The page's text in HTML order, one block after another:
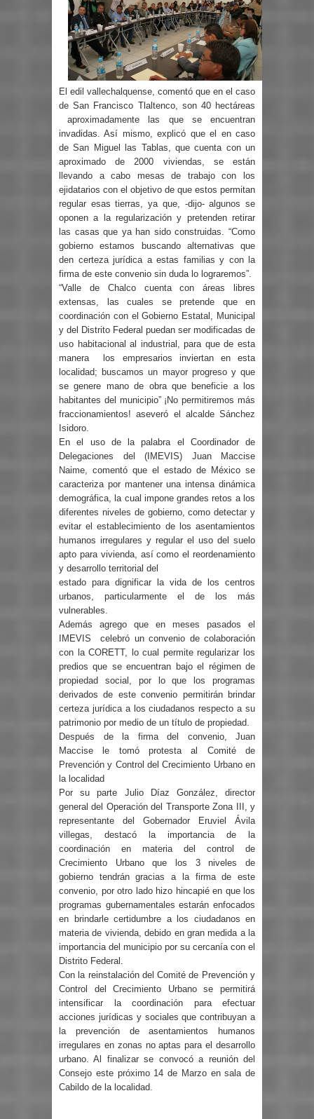
El edil vallechalquense, comentó que en el caso
de San Francisco Tlaltenco, son 40 hectáreas
aproximadamente las que se encuentran
invadidas. Así mismo, explicó que el en caso
de San Miguel las Tablas, que cuenta con un
aproximado de 2000 viviendas, se están
llevando a cabo mesas de trabajo con los
ejidatarios con el objetivo de que estos permitan
regular esas tierras, ya que, -dijo- algunos se
oponen a la regularización y pretenden retirar
las casas que ya han sido construidas. “Como
gobierno estamos buscando alternativas que
den certeza jurídica a estas familias y con la
firma de este convenio sin duda lo lograremos”.
“Valle de Chalco cuenta con áreas libres
extensas, las cuales se pretende que en
coordinación con el Gobierno Estatal, Municipal
y del Distrito Federal puedan ser modificadas de
uso habitacional al industrial, para que de esta
manera los empresarios inviertan en esta
localidad; buscamos un mayor progreso y que
se genere mano de obra que beneficie a los
habitantes del municipio” ¡No permitiremos más
fraccionamientos! aseveró el alcalde Sánchez
Isidoro.
En el uso de la palabra el Coordinador de
Delegaciones del (IMEVIS) Juan Maccise
Naime, comentó que el estado de México se
caracteriza por mantener una intensa dinámica
demográfica, la cual impone grandes retos a los
diferentes niveles de gobierno, como detectar y
evitar el establecimiento de los asentamientos
humanos irregulares y regular el uso del suelo
apto para vivienda, así como el reordenamiento
y desarrollo territorial del
estado para dignificar la vida de los centros
urbanos, particularmente el de los más
vulnerables.
Además agrego que en meses pasados el
IMEVIS celebró un convenio de colaboración
con la CORETT, lo cual permite regularizar los
predios que se encuentran bajo el régimen de
propiedad social, por lo que los programas
derivados de este convenio permitirán brindar
certeza jurídica a los ciudadanos respecto a su
patrimonio por medio de un título de propiedad.
Después de la firma del convenio, Juan
Maccise le tomó protesta al Comité de
Prevención y Control del Crecimiento Urbano en
la localidad
Por su parte Julio Díaz González, director
general del Operación del Transporte Zona III, y
representante del Gobernador Eruviel Ávila
villegas, destacó la importancia de la
coordinación en materia del control de
Crecimiento Urbano que los 3 niveles de
gobierno tendrán gracias a la firma de este
convenio, por otro lado hizo hincapié en que los
programas gubernamentales estarán enfocados
en brindarle certidumbre a los ciudadanos en
materia de vivienda, debido en gran medida a la
importancia del municipio por su cercanía con el
Distrito Federal.
Con la reinstalación del Comité de Prevención y
Control del Crecimiento Urbano se permitirá
intensificar la coordinación para efectuar
acciones jurídicas y sociales que contribuyan a
la prevención de asentamientos humanos
irregulares en zonas no aptas para el desarrollo
urbano. Al finalizar se convocó a reunión del
Consejo este próximo 14 de Marzo en sala de
Cabildo de la localidad.